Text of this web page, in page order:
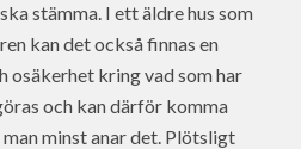
stämma. I ett äldre hus som
kan det också finnas en
kring vad som har
och kan därför komma
minst anar det. Plötsligt